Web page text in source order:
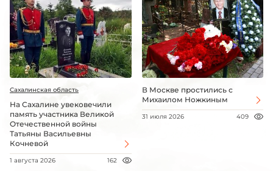
Сахалинская область
На Сахалине увековечили
память участника Великой
Отечественной войны
Татьяны Васильевны
Кочневой
1 августа 2026 162
В Москве простились с
Михаилом Ножкиным
31 июля 2026 409